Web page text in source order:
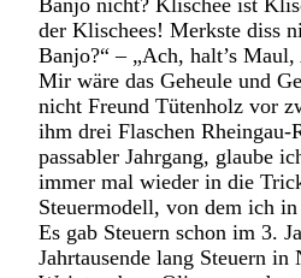
Banjo nicht? Klischee ist
der Klischees! Merkste diss
Banjo?“ – „Ach, halt’s
Mir wäre das Geheule und
nicht Freund Tütenholz vor
ihm drei Flaschen Rheingau-
passabler Jahrgang, glaube
immer mal wieder in die
Steuermodell, von dem ich
Es gab Steuern schon im 3.
Jahrtausende lang Steuern